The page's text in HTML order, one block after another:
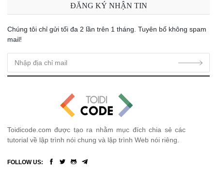
Bài 28: Ẩn config quan trọng trong chế độ debug Laravel
ĐĂNG KÝ NHẬN TIN
Chúng tôi chỉ gửi tối đa 2 lần trên 1 tháng. Tuyên bố không spam
mail!
Toidicode.com được tạo ra nhằm mục đích chia sẻ các
tutorial về lập trình nói chung và lập trình Web nói riêng.
FOLLOW US: